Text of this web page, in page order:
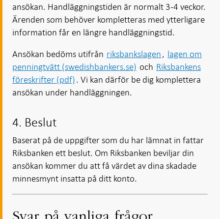
ansökan. Handläggningstiden är normalt 3-4 veckor.
Ärenden som behöver kompletteras med ytterligare
information får en längre handläggningstid.
Ansökan bedöms utifrån riksbankslagen, lagen om
penningtvätt (swedishbankers.se) och Riksbankens
föreskrifter (pdf). Vi kan därför be dig komplettera
ansökan under handläggningen.
4. Beslut
Baserat på de uppgifter som du har lämnat in fattar
Riksbanken ett beslut. Om Riksbanken beviljar din
ansökan kommer du att få värdet av dina skadade
minnesmynt insatta på ditt konto.